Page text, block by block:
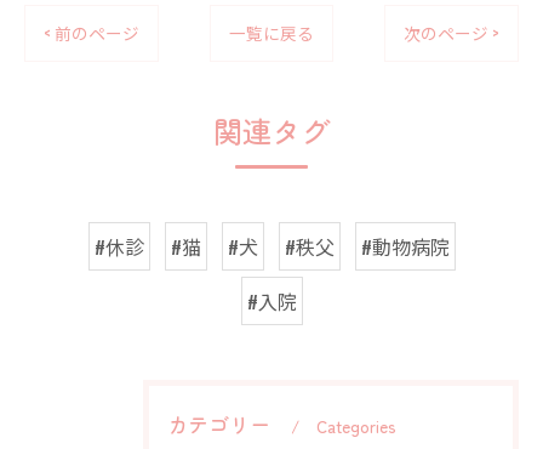
< 前のページ 一覧に戻る 次のページ >
関連タグ
#休診 #猫 #犬 #秩父
#動物病院
#入院
カテゴリー Categories